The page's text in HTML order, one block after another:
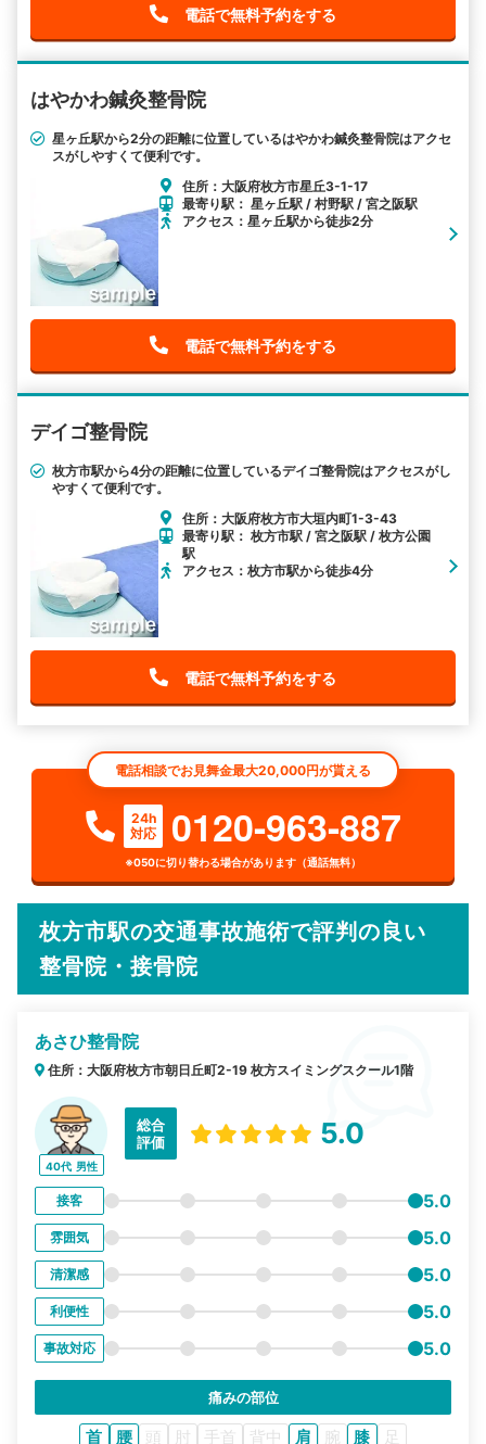
電話で無料予約をする
はやかわ鍼灸整骨院
星ヶ丘駅から2分の距離に位置しているはやかわ鍼灸整骨院はアクセ
スがしやすくて便利です。
住所：大阪府枚方市星丘3-1-17
最寄り駅： 星ヶ丘駅 / 村野駅 / 宮之阪駅
アクセス：星ヶ丘駅から徒歩2分
電話で無料予約をする
デイゴ整骨院
枚方市駅から4分の距離に位置しているデイゴ整骨院はアクセスがし
やすくて便利です。
住所：大阪府枚方市大垣内町1-3-43
最寄り駅： 枚方市駅 / 宮之阪駅 / 枚方公園
駅
アクセス：枚方市駅から徒歩4分
電話で無料予約をする
電話相談でお見舞金最大20,000円が貰える
24h
対応
0120-963-887
※050に切り替わる場合があります（通話無料）
枚方市駅の交通事故施術で評判の良い
整骨院・接骨院
あさひ整骨院
住所：大阪府枚方市朝日丘町2-19 枚方スイミングスクール1階
40代 男性
総合
評価
5.0
接客 5.0
雰囲気 5.0
清潔感 5.0
利便性 5.0
事故対応 5.0
痛みの部位
首 腰 頭 肘 手首 背中 肩 腕 膝 足